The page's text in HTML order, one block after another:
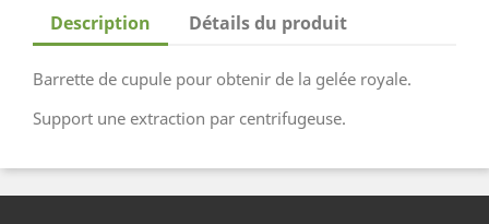
Description Détails du produit
Barrette de cupule pour obtenir de la gelée royale.
Support une extraction par centrifugeuse.